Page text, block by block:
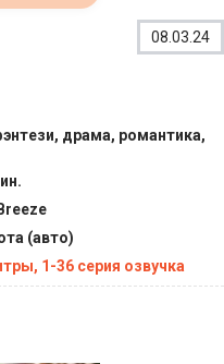
08.03.24
драма, романтика,
(авто)
1-36 серия озвучка